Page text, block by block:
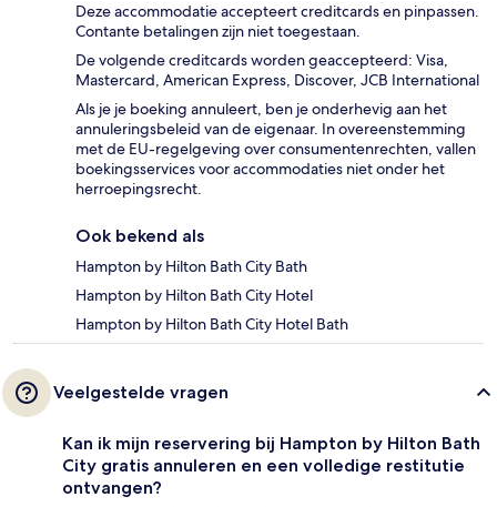
Deze accommodatie accepteert creditcards en pinpassen.
Contante betalingen zijn niet toegestaan.
De volgende creditcards worden geaccepteerd: Visa,
Mastercard, American Express, Discover, JCB International
Als je je boeking annuleert, ben je onderhevig aan het
annuleringsbeleid van de eigenaar. In overeenstemming
met de EU-regelgeving over consumentenrechten, vallen
boekingsservices voor accommodaties niet onder het
herroepingsrecht.
Ook bekend als
Hampton by Hilton Bath City Bath
Hampton by Hilton Bath City Hotel
Hampton by Hilton Bath City Hotel Bath
Veelgestelde vragen
Kan ik mijn reservering bij Hampton by Hilton Bath
City gratis annuleren en een volledige restitutie
ontvangen?